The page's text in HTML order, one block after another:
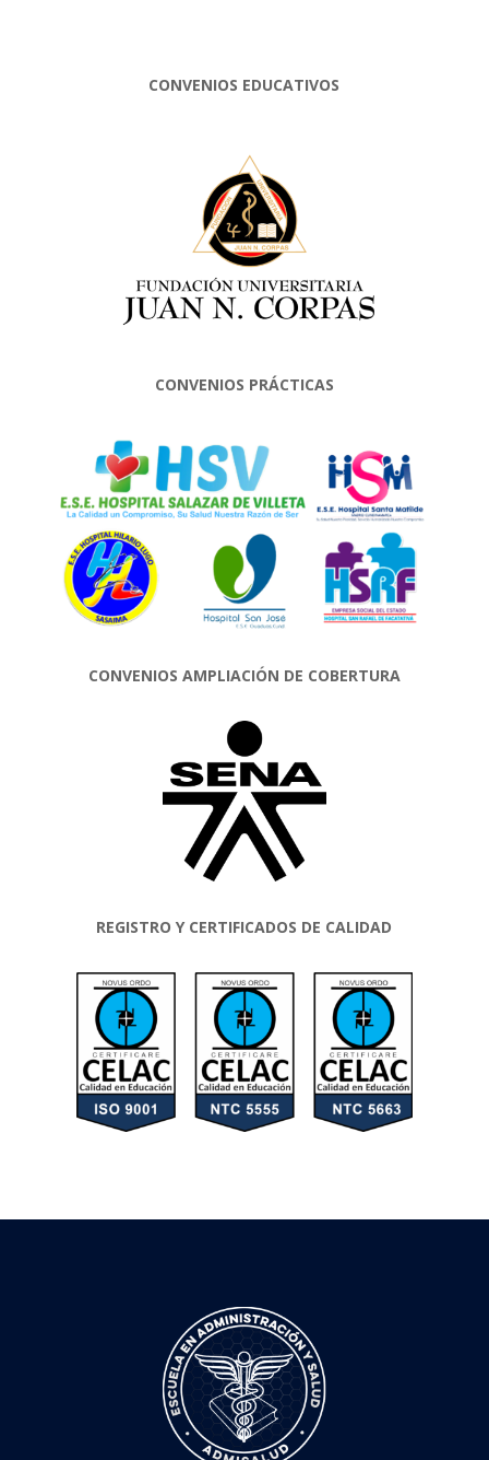
CONVENIOS EDUCATIVOS
CONVENIOS PRÁCTICAS
CONVENIOS AMPLIACIÓN DE COBERTURA
REGISTRO Y CERTIFICADOS DE CALIDAD